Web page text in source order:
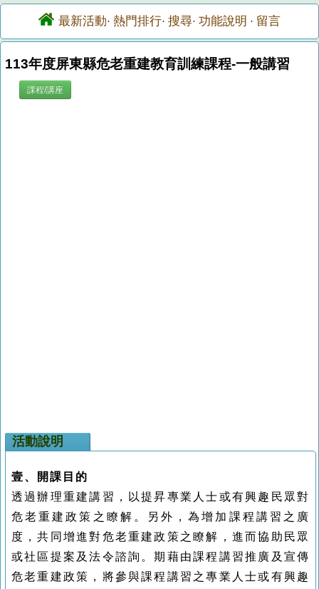
最新活動· 熱門排行· 搜尋· 功能說明 · 留言
113年度屏東縣危老重建教育訓練課程-一般講習
課程/講座
活動說明
壹、開課目的
透過辦理重建講習，以提昇專業人士或有興趣民眾對
危老重建政策之瞭解。另外，為增加課程講習之廣
度，共同增進對危老重建政策之瞭解，進而協助民眾
或社區提案及法令諮詢。期藉由課程講習推廣及宣傳
危老重建政策，將參與課程講習之專業人士或有興趣